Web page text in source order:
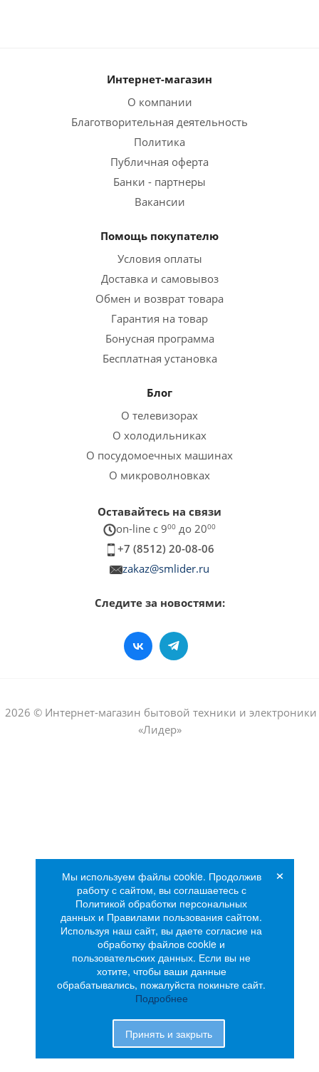
Интернет-магазин
О компании
Благотворительная деятельность
Политика
Публичная оферта
Банки - партнеры
Вакансии
Помощь покупателю
Условия оплаты
Доставка и самовывоз
Обмен и возврат товара
Гарантия на товар
Бонусная программа
Бесплатная установка
Блог
О телевизорах
О холодильниках
О посудомоечных машинах
О микроволновках
Оставайтесь на связи
on-line c 900 до 2000
+7 (8512) 20-08-06
zakaz@smlider.ru
Следите за новостями:
2026 © Интернет-магазин бытовой техники и электроники
«Лидер»
Мы используем файлы cookie. Продолжив
работу с сайтом, вы соглашаетесь с
Политикой обработки персональных
данных и Правилами пользования сайтом.
Используя наш сайт, вы даете согласие на
обработку файлов cookie и
пользовательских данных. Если вы не
хотите, чтобы ваши данные
обрабатывались, пожалуйста покиньте сайт.
Подробнее
Принять и закрыть
×